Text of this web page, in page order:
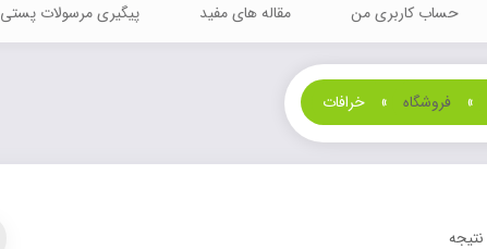
حساب کاربری من مقاله های مفید پیگیری مرسولات پستی
» فروشگاه » خرافات